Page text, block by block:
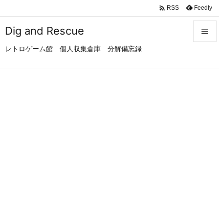
Dig and Rescue
レトロゲーム館 個人収集倉庫 分解備忘録

 RSS Feedly